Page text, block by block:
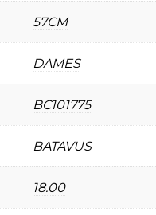
57CM
DAMES
BC101775
BATAVUS
18.00